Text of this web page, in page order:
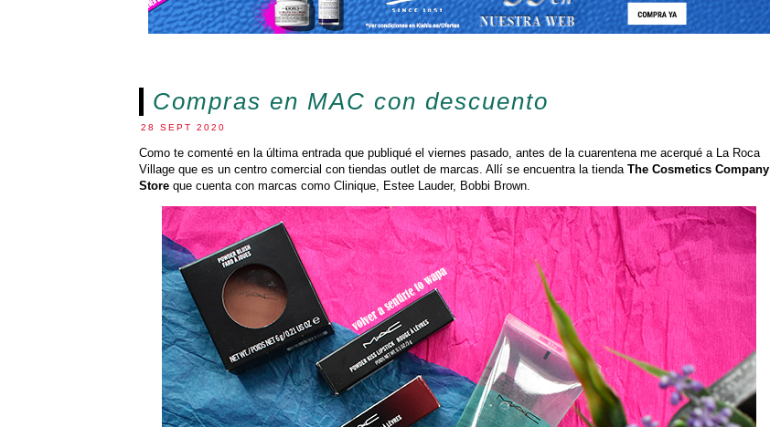
Compras en MAC con descuento
28 SEPT 2020
Como te comenté en la última entrada que publiqué el viernes pasado, antes de la cuarentena me acerqué a La Roca
Village que es un centro comercial con tiendas outlet de marcas. Allí se encuentra la tienda The Cosmetics Company
Store que cuenta con marcas como Clinique, Estee Lauder, Bobbi Brown.